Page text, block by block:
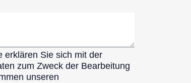
erklären Sie sich mit der
zum Zweck der Bearbeitung
unseren